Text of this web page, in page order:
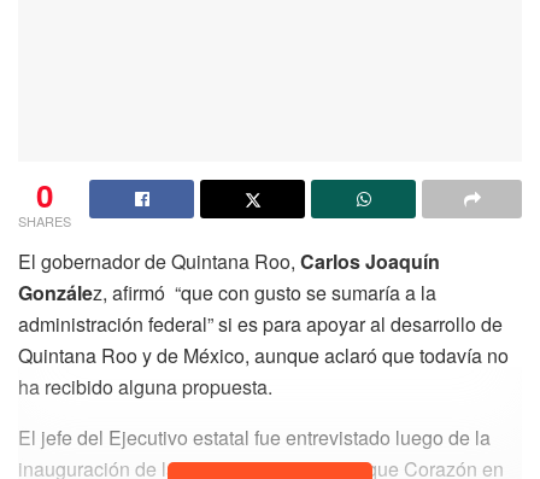
0
SHARES
El gobernador de Quintana Roo, Carlos Joaquín
González, afirmó “que con gusto se sumaría a la
administración federal” si es para apoyar al desarrollo de
Quintana Roo y de México, aunque aclaró que todavía no
ha recibido alguna propuesta.
El jefe del Ejecutivo estatal fue entrevistado luego de la
inauguración de la primera etapa del Parque Corazón en